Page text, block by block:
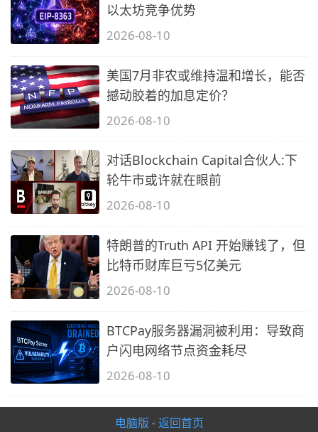
以太坊竞争优势
2026-08-10
美国7月非农或维持温和增长，能否
撼动胶着的加息定价？
2026-08-10
对话Blockchain Capital合伙人:下
轮牛市或许就在眼前
2026-08-10
特朗普的Truth API 开始赚钱了，但
比特币财库巨亏5亿美元
2026-08-10
BTCPay服务器漏洞被利用：导致商
户闪电网络节点资金耗尽
2026-08-10
电脑版 - 返回首页